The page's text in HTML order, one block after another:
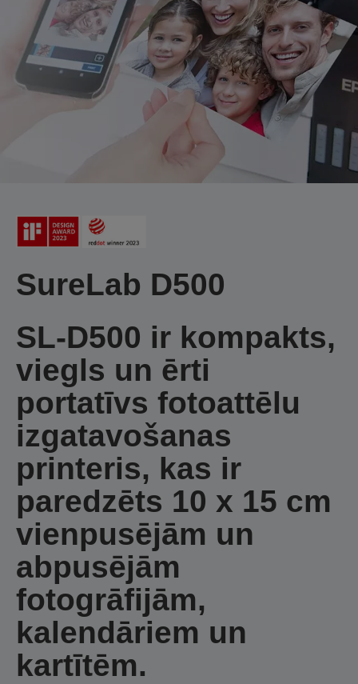
SureLab D500
SL-D500 ir kompakts,
viegls un ērti
portatīvs fotoattēlu
izgatavošanas
printeris, kas ir
paredzēts 10 x 15 cm
vienpusējām un
abpusējām
fotogrāfijām,
kalendāriem un
kartītēm.